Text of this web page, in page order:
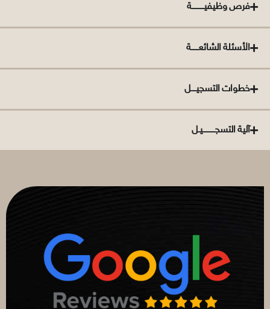
فرص وظيفيــــــــــة
الأسئلة الشائعــــــة
خطوات التسجيــــل